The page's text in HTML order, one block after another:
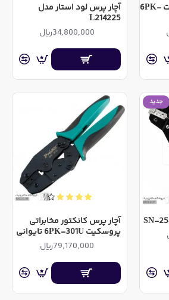
آچار پرس IDC پروسکیت 6PK-
آچار پرس لود استار مدل
L214225
34,800,000ریال
جدید
آچار پرس کانکتور مخابراتی
پروسکیت 6PK-301U تایوانی
79,170,000ریال